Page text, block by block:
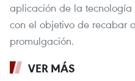
aplicación de la tecnología
con el objetivo de recabar
promulgación.
VER MÁS